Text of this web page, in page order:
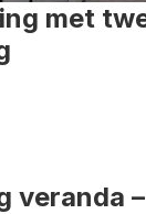
met
veranda